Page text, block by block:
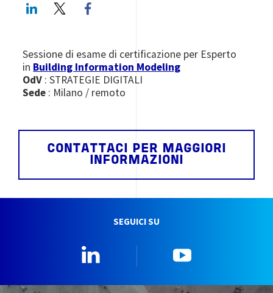
LinkedInTwitter
Sessione di esame di certificazione per Esperto
in Building Information Modeling
OdV : STRATEGIE DIGITALI
Sede : Milano / remoto
CONTATTACI PER MAGGIORI
INFORMAZIONI
SEGUICI SU